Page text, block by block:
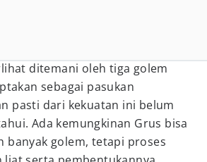
ditemani oleh tiga golem
sebagai pasukan
pasti dari kekuatan ini belum
Ada kemungkinan Grus bisa
banyak golem, tetapi proses